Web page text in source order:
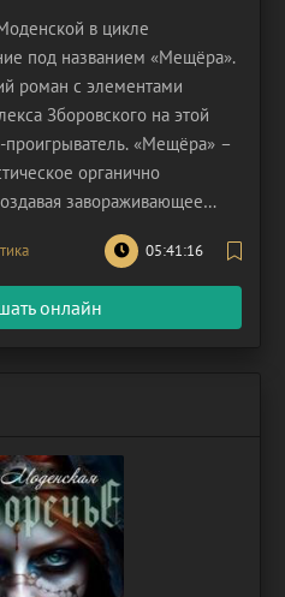
в цикле
под названием «Мещёра».
роман с элементами
Зборовского на этой
проигрыватель. «Мещёра» –
органично
завораживающее
проявляется не в
сверхъестественного, а в
для домыслов,
05:41:16
онлайн